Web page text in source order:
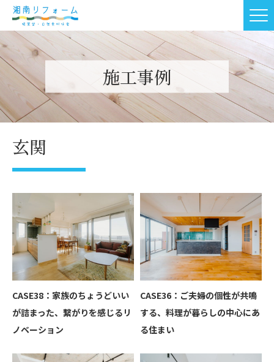
施工事例
玄関
CASE38：家族のちょうどいい
が詰まった、繋がりを感じるリ
ノベーション
CASE36：ご夫婦の個性が共鳴
する、料理が暮らしの中心にあ
る住まい